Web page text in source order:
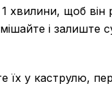
хвилини, щоб він
і залиште
їх у каструлю,